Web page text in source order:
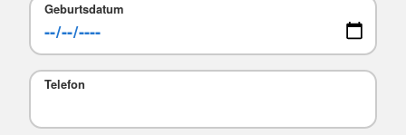
Geburtsdatum
Telefon